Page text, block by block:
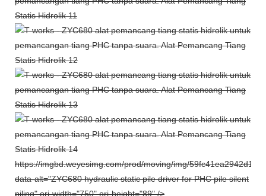
https://imgbd.weyesimg.com/prod/moving/img/
data-alt="ZYC680 hydraulic static pile driver for PHC pile silent
piling" ori-width="750" ori-height="89" />